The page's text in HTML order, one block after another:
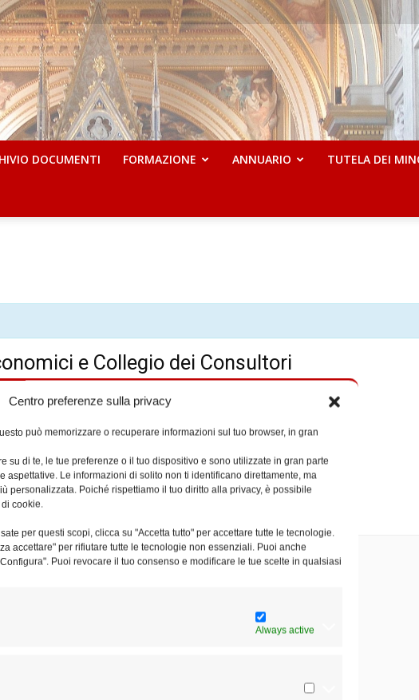
Centro preferenze sulla privacy
può memorizzare o recuperare informazioni sul tuo browser, in gran
su di te, le tue preferenze o il tuo dispositivo e sono utilizzate in gran parte
aspettative. Le informazioni di solito non ti identificano direttamente, ma
personalizzata. Poiché rispettiamo il tuo diritto alla privacy, è possibile
cookie.
per questi scopi, clicca su "Accetta tutto" per accettare tutte le tecnologie.
accettare" per rifiutare tutte le tecnologie non essenziali. Puoi anche
Puoi revocare il tuo consenso e modificare le tue scelte in qualsiasi
Always active
DOCUMENTI FORMAZIONE ANNUARIO TUTELA DEI
e Collegio dei Consultori